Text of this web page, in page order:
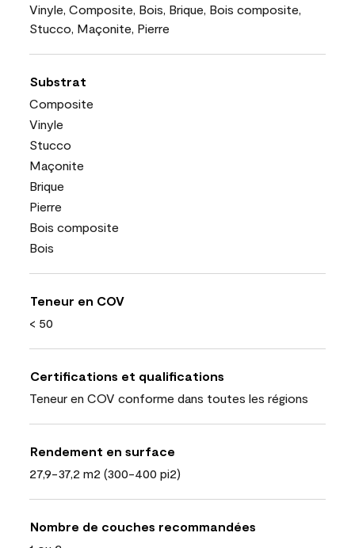
Vinyle, Composite, Bois, Brique, Bois composite,
Stucco, Maçonite, Pierre
Substrat
Composite
Vinyle
Stucco
Maçonite
Brique
Pierre
Bois composite
Bois
Teneur en COV
< 50
Certifications et qualifications
Teneur en COV conforme dans toutes les régions
Rendement en surface
27,9-37,2 m2 (300-400 pi2)
Nombre de couches recommandées